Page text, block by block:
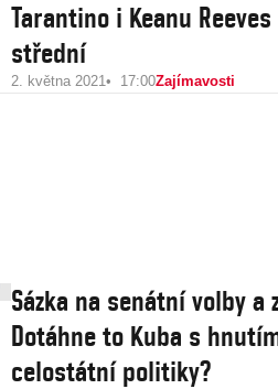
Tarantino i Keanu
střední
2. května 2021 17:00Zajímavosti
Sázka na senátní volby a
Dotáhne to Kuba s
celostátní politiky?